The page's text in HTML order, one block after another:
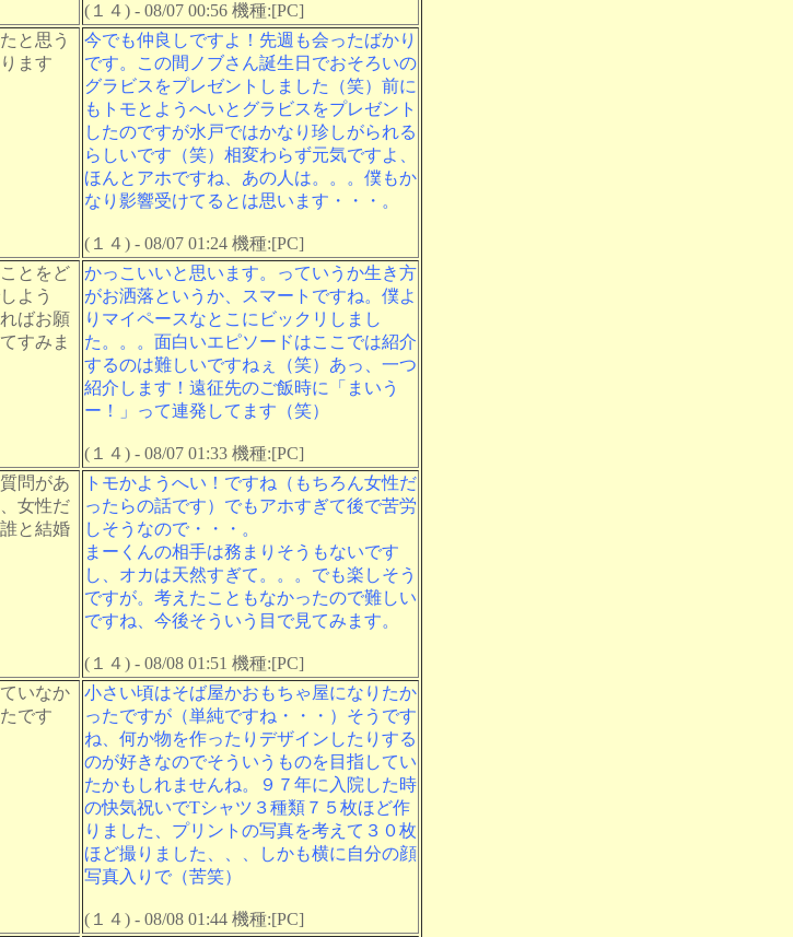
(１４) - 08/07 00:56 機種:[PC]
と思う
ます
今でも仲良しですよ！先週も会ったばかり
です。この間ノブさん誕生日でおそろいの
グラビスをプレゼントしました（笑）前に
もトモとようへいとグラビスをプレゼント
したのですが水戸ではかなり珍しがられる
らしいです（笑）相変わらず元気ですよ、
ほんとアホですね、あの人は。。。僕もか
なり影響受けてるとは思います・・・。
(１４) - 08/07 01:24 機種:[PC]
とをど
よう
ばお願
すみま
かっこいいと思います。っていうか生き方
がお洒落というか、スマートですね。僕よ
りマイペースなとこにビックリしまし
た。。。面白いエピソードはここでは紹介
するのは難しいですねぇ（笑）あっ、一つ
紹介します！遠征先のご飯時に「まいう
ー！」って連発してます（笑）
(１４) - 08/07 01:33 機種:[PC]
問があ
女性だ
と結婚
トモかようへい！ですね（もちろん女性だ
ったらの話です）でもアホすぎて後で苦労
しそうなので・・・。
まーくんの相手は務まりそうもないです
し、オカは天然すぎて。。。でも楽しそう
ですが。考えたこともなかったので難しい
ですね、今後そういう目で見てみます。
(１４) - 08/08 01:51 機種:[PC]
いなか
です
小さい頃はそば屋かおもちゃ屋になりたか
ったですが（単純ですね・・・）そうです
ね、何か物を作ったりデザインしたりする
のが好きなのでそういうものを目指してい
たかもしれませんね。９７年に入院した時
の快気祝いでTシャツ３種類７５枚ほど作
りました、プリントの写真を考えて３０枚
ほど撮りました、、、しかも横に自分の顔
写真入りで（苦笑）
(１４) - 08/08 01:44 機種:[PC]